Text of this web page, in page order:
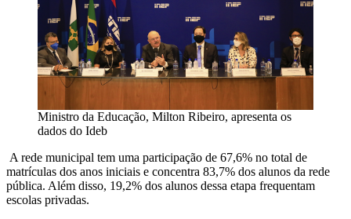
Ministro da Educação, Milton Ribeiro, apresenta os
dados do Ideb
A rede municipal tem uma participação de 67,6% no total de
matrículas dos anos iniciais e concentra 83,7% dos alunos da rede
pública. Além disso, 19,2% dos alunos dessa etapa frequentam
escolas privadas.